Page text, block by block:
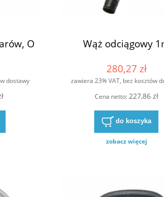
O
dostawy
Wąż odciągowy
280,27 zł
zawiera 23% VAT, bez kosztów
Cena netto: 227,86 zł
do koszyka
zobacz więcej